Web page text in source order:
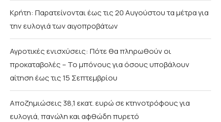
Κρήτη: Παρατείνονται έως τις 20 Αυγούστου τα μέτρα για
την ευλογιά των αιγοπροβάτων
Αγροτικές ενισχύσεις: Πότε θα πληρωθούν οι
προκαταβολές – Το μπόνους για όσους υποβάλουν
αίτηση έως τις 15 Σεπτεμβρίου
Αποζημιώσεις 38,1 εκατ. ευρώ σε κτηνοτρόφους για
ευλογιά, πανώλη και αφθώδη πυρετό